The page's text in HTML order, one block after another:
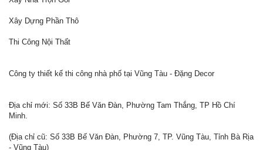
Xây Dựng Phần Thô
Thi Công Nội Thất
Công ty thiết kế thi công nhà phố tại Vũng Tàu - Đặng Decor
Địa chỉ mới: Số 33B Bế Văn Đàn, Phường Tam Thắng, TP Hồ Chí
Minh.
(Địa chỉ cũ: Số 33B Bế Văn Đàn, Phường 7, TP. Vũng Tàu, Tỉnh Bà Rịa
- Vũng Tàu)